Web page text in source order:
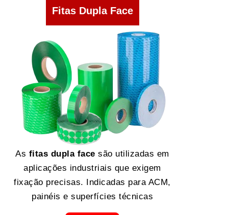
Fitas Dupla Face
As fitas dupla face são utilizadas em
aplicações industriais que exigem
fixação precisas. Indicadas para ACM,
painéis e superfícies técnicas